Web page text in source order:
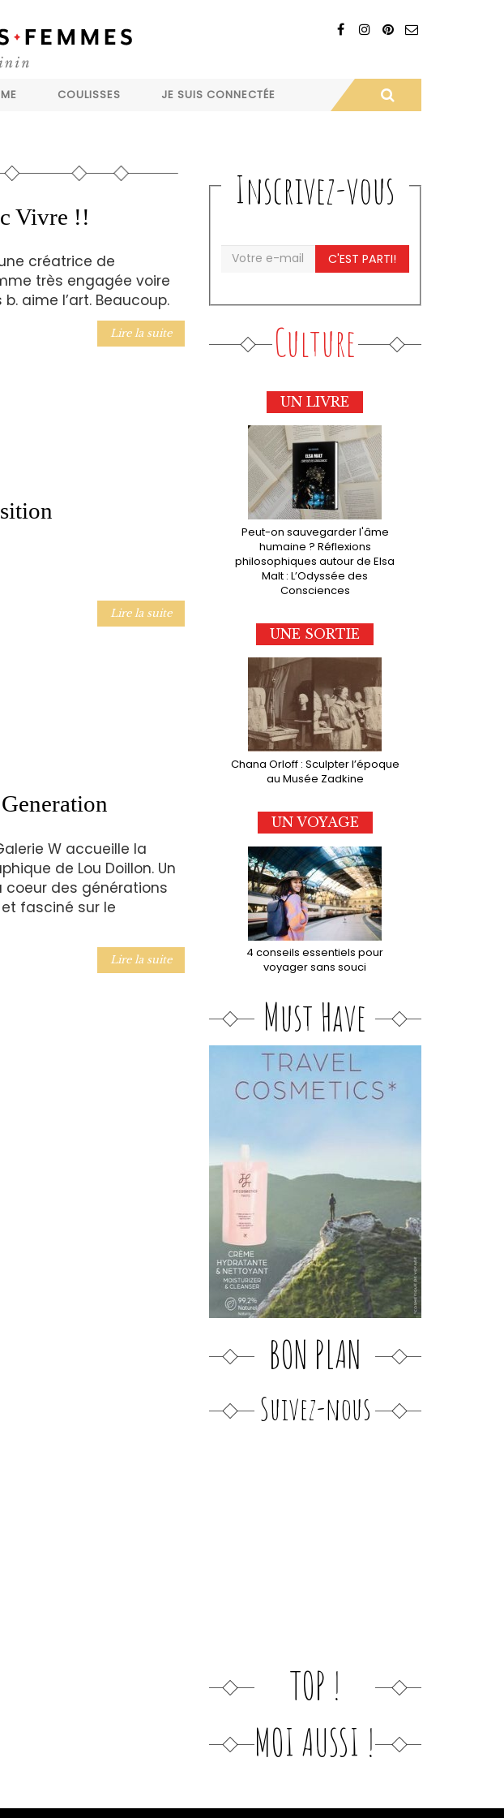
COULISSES JE SUIS CONNECTÉE
Vivre !!
créatrice de
très engagée voire
aime l’art. Beaucoup.
Lire la suite
Lire la suite
W accueille la
de Lou Doillon. Un
des générations
fasciné sur le
Lire la suite
Inscrivez-vous
C'EST PARTI!
Culture
UN LIVRE
Peut-on sauvegarder l'âme
humaine ? Réflexions
philosophiques autour de Elsa
Malt : L’Odyssée des
Consciences
UNE SORTIE
Chana Orloff : Sculpter l’époque
au Musée Zadkine
UN VOYAGE
4 conseils essentiels pour
voyager sans souci
Must Have
BON PLAN
Suivez-nous
TOP !
MOI AUSSI !